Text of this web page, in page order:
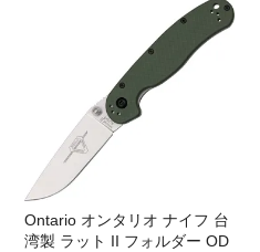
Ontario オンタリオ ナイフ 台
湾製 ラット II フォルダー OD